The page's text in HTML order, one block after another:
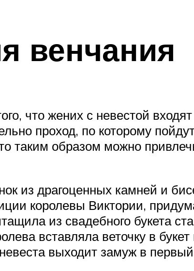
венчания
что жених с невестой
проход, по которому
таким образом можно
из драгоценных камней и
королевы Виктории,
из свадебного букета
вставляла веточку в
выходит замуж в